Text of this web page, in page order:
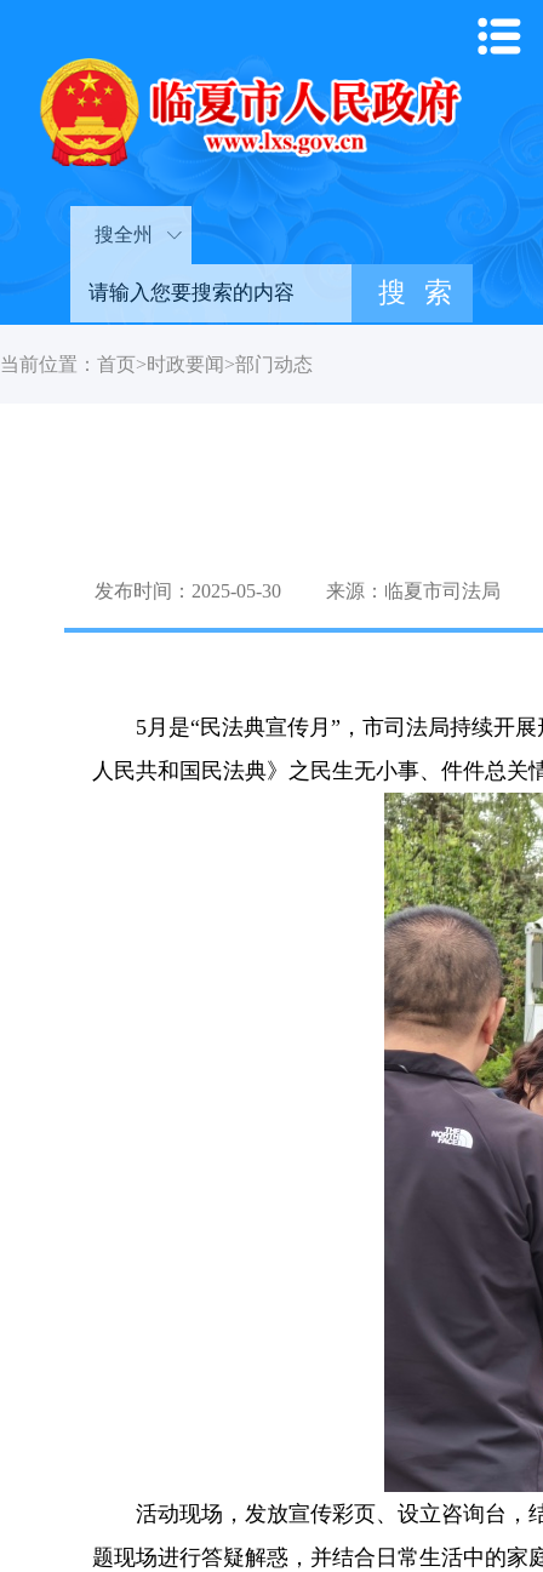
搜全州
当前位置： 首页>时政要闻 >部门动态
发布时间：2025-05-30 来源：临夏市司法局
5月是“民法典宣传月”，市司法局持续开
人民共和国民法典》之民生无小事、件件总关
活动现场，发放宣传彩页、设立咨询台，
题现场进行答疑解惑，并结合日常生活中的